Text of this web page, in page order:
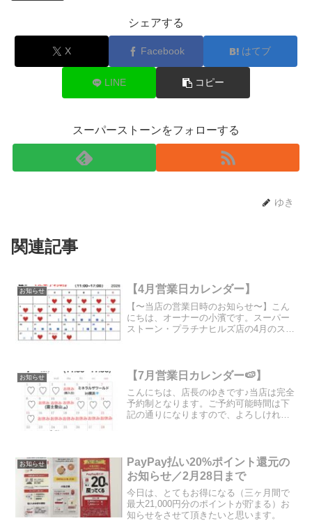
シェアする
X Facebook はてブ
LINE コピー
スーパーストーンをフォローする
ゆき
関連記事
お知らせ 【4月営業日カレンダー】
【〜当店の営業日時のお知らせ〜】こん
にちは、オーナーの小濱です。スーパー
ストーン・プラチナヒルズ店の4月のスケ
日時を、 お問い合わせ...
お知らせ 【7月営業日カレンダー🍉】
こんにちは、店長のゆきです♪当店は完全
予約制となります。ご予約可能時間は下
記の通りになりますので、よろしければ
お知らせ
PayPay払い20%ポイント還元の
お知らせ／2月28日まで
今日は、とてもお得になる（三ヶ月間で
最大21,000円分のポイントが貯まる）お
知らせをさせて頂きたいと思います。